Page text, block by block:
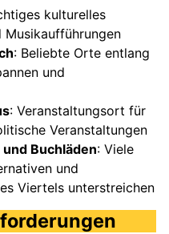
kulturelles
: Beliebte Orte entlang
und
: Veranstaltungsort für
Veranstaltungen
Buchläden: Viele
und
Viertels unterstreichen